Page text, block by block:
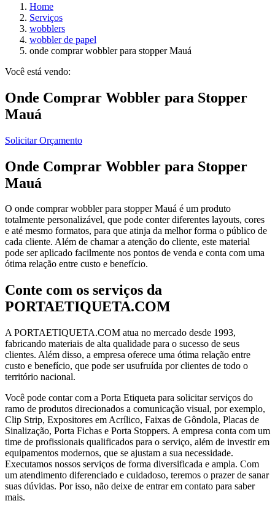
Home
Serviços
wobblers
wobbler de papel
onde comprar wobbler para stopper Mauá
Você está vendo:
Onde Comprar Wobbler para Stopper
Mauá
Solicitar Orçamento
Onde Comprar Wobbler para Stopper
Mauá
O onde comprar wobbler para stopper Mauá é um produto
totalmente personalizável, que pode conter diferentes layouts, cores
e até mesmo formatos, para que atinja da melhor forma o público de
cada cliente. Além de chamar a atenção do cliente, este material
pode ser aplicado facilmente nos pontos de venda e conta com uma
ótima relação entre custo e benefício.
Conte com os serviços da
PORTAETIQUETA.COM
A PORTAETIQUETA.COM atua no mercado desde 1993,
fabricando materiais de alta qualidade para o sucesso de seus
clientes. Além disso, a empresa oferece uma ótima relação entre
custo e benefício, que pode ser usufruída por clientes de todo o
território nacional.
Você pode contar com a Porta Etiqueta para solicitar serviços do
ramo de produtos direcionados a comunicação visual, por exemplo,
Clip Strip, Expositores em Acrílico, Faixas de Gôndola, Placas de
Sinalização, Porta Fichas e Porta Stoppers. A empresa conta com um
time de profissionais qualificados para o serviço, além de investir em
equipamentos modernos, que se ajustam a sua necessidade.
Executamos nossos serviços de forma diversificada e ampla. Com
um atendimento diferenciado e cuidadoso, teremos o prazer de sanar
suas dúvidas. Por isso, não deixe de entrar em contato para saber
mais.